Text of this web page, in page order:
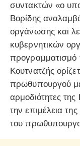
συντακτών «ο
Βορίδης
οργάνωσης και
κυβερνητικών
προγραμματισμό
Κουτνατζής
πρωθυπουργού
αρμοδιότητες
την επιμέλεια
του